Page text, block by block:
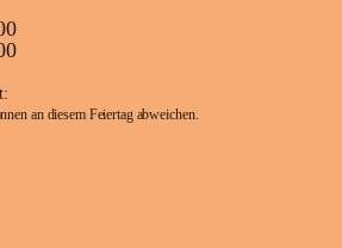
auf ein
sind.
weil
zu
an diesem Feiertag abweichen.